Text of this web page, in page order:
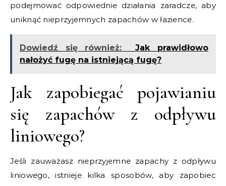
podejmować odpowiednie działania zaradcze, aby
uniknąć nieprzyjemnych zapachów w łazience.
Dowiedź się również:
Jak prawidłowo
nałożyć fugę na istniejącą fugę?
Jak zapobiegać pojawianiu
się zapachów z odpływu
liniowego?
Jeśli zauważasz nieprzyjemne zapachy z odpływu
liniowego, istnieje kilka sposobów, aby zapobiec